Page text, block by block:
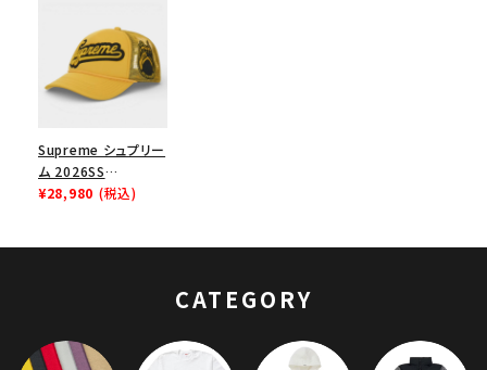
Supreme シュプリー
ム 2026SS
University Mesh
¥28,980 (税込)
CATEGORY